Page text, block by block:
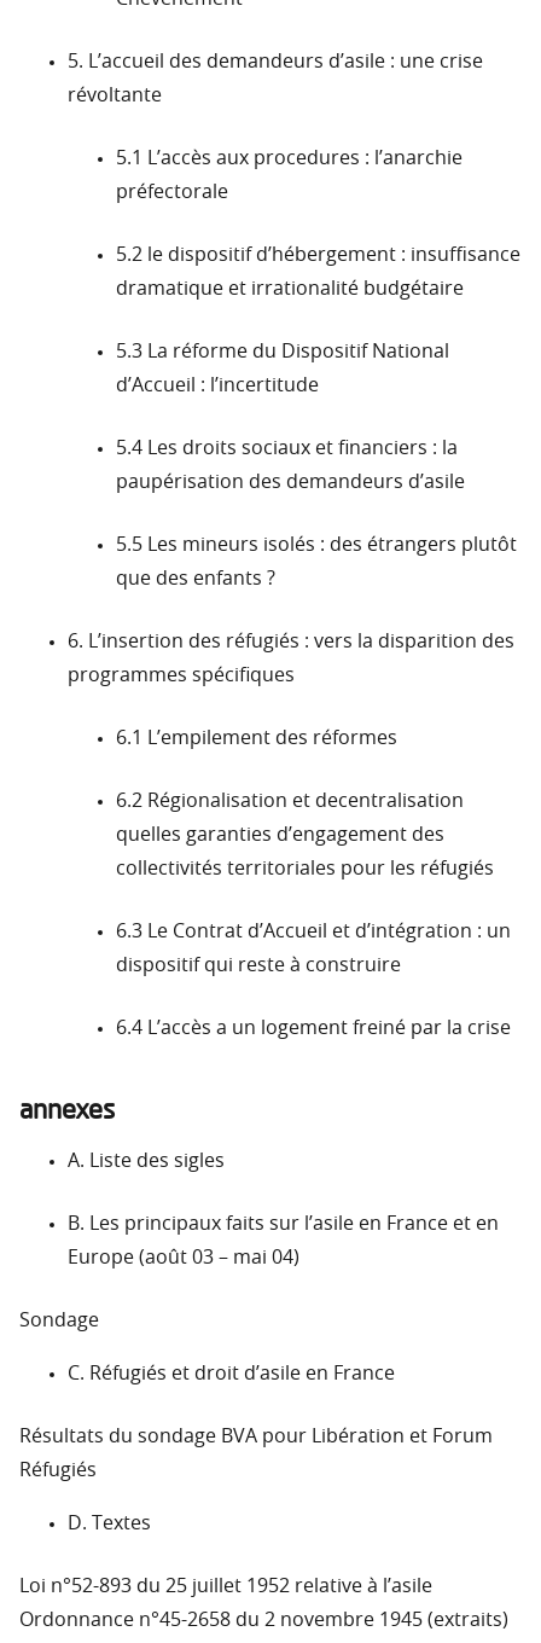
5. L’accueil des demandeurs d’asile : une crise
révoltante
5.1 L’accès aux procedures : l’anarchie
préfectorale
5.2 le dispositif d’hébergement : insuffisance
dramatique et irrationalité budgétaire
5.3 La réforme du Dispositif National
d’Accueil : l’incertitude
5.4 Les droits sociaux et financiers : la
paupérisation des demandeurs d’asile
5.5 Les mineurs isolés : des étrangers plutôt
que des enfants ?
6. L’insertion des réfugiés : vers la disparition des
programmes spécifiques
6.1 L’empilement des réformes
6.2 Régionalisation et decentralisation
quelles garanties d’engagement des
collectivités territoriales pour les réfugiés
6.3 Le Contrat d’Accueil et d’intégration : un
dispositif qui reste à construire
6.4 L’accès a un logement freiné par la crise
annexes
A. Liste des sigles
B. Les principaux faits sur l’asile en France et en
Europe (août 03 – mai 04)
Sondage
C. Réfugiés et droit d’asile en France
Résultats du sondage BVA pour Libération et Forum
Réfugiés
D. Textes
Loi n°52-893 du 25 juillet 1952 relative à l’asile
Ordonnance n°45-2658 du 2 novembre 1945 (extraits)